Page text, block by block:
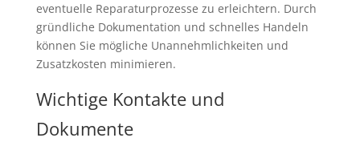
eventuelle Reparaturprozesse zu erleichtern. Durch
gründliche Dokumentation und schnelles Handeln
können Sie mögliche Unannehmlichkeiten und
Zusatzkosten minimieren.
Wichtige Kontakte und
Dokumente